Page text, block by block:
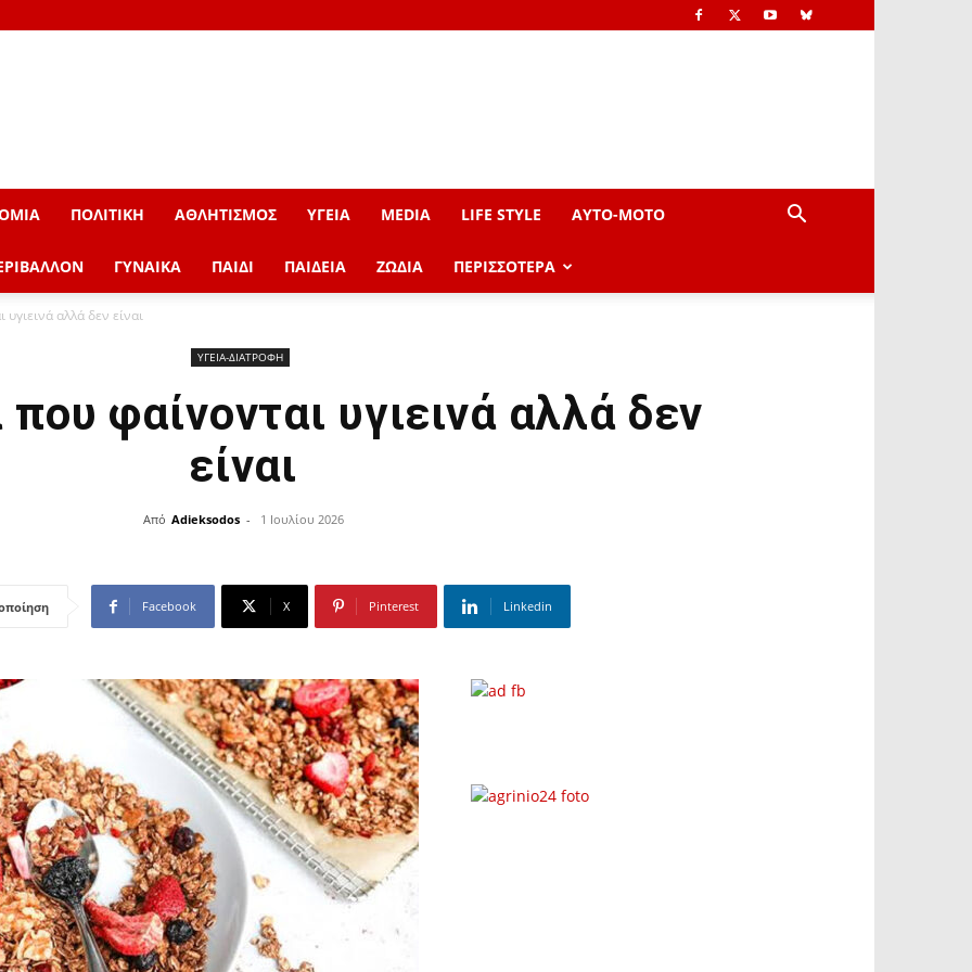
ΠΟΛΙΤΙΚΗ ΑΘΛΗΤΙΣΜΟΣ ΥΓΕΙΑ MEDIA LIFE STYLE AYTO-ΜOTO
ΓΥΝΑΙΚΑ ΠΑΙΔΙ ΠΑΙΔΕΙΑ ΖΩΔΙΑ ΠΕΡΙΣΣΟΤΕΡΑ
αλλά δεν είναι
ΥΓΕΙΑ-ΔΙΑΤΡΟΦΗ
φαίνονται υγιεινά αλλά δεν
είναι
Από Adieksodos - 1 Ιουλίου 2026
Facebook X Pinterest Linkedin